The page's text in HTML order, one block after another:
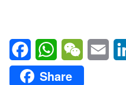
FacebookWhatsAppWeChatEmail
Share